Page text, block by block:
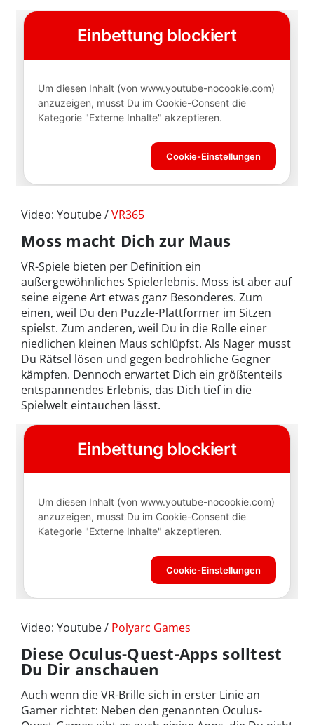
Video: Youtube /VR365
Moss macht Dich zur Maus
VR-Spiele bieten per Definition ein
außergewöhnliches Spielerlebnis. Moss ist aber auf
seine eigene Art etwas ganz Besonderes. Zum
einen, weil Du den Puzzle-Plattformer im Sitzen
spielst. Zum anderen, weil Du in die Rolle einer
niedlichen kleinen Maus schlüpfst. Als Nager musst
Du Rätsel lösen und gegen bedrohliche Gegner
kämpfen. Dennoch erwartet Dich ein größtenteils
entspannendes Erlebnis, das Dich tief in die
Spielwelt eintauchen lässt.
Video: Youtube / Polyarc Games
Diese Oculus-Quest-Apps solltest
Du Dir anschauen
Auch wenn die VR-Brille sich in erster Linie an
Gamer richtet: Neben den genannten Oculus-